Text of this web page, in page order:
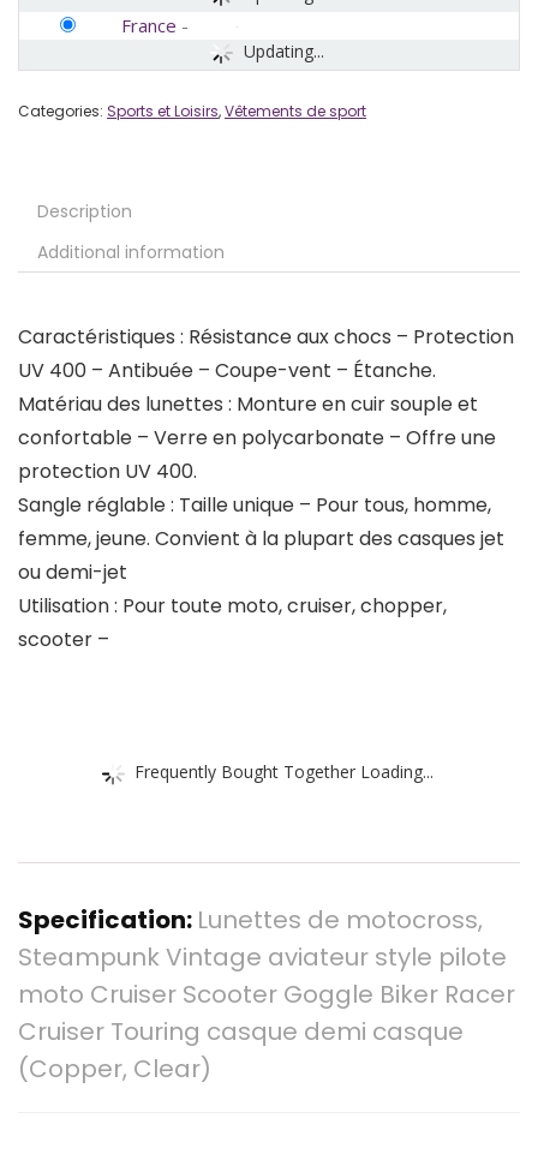
Updating...
France -
Categories: Sports et Loisirs,Vêtements de sport
Description
Additional information
Caractéristiques : Résistance aux chocs – Protection
UV 400 – Antibuée – Coupe-vent – Étanche.
Matériau des lunettes : Monture en cuir souple et
confortable – Verre en polycarbonate – Offre une
protection UV 400.
Sangle réglable : Taille unique – Pour tous, homme,
femme, jeune. Convient à la plupart des casques jet
ou demi-jet
Utilisation : Pour toute moto, cruiser, chopper,
scooter –
Frequently Bought Together Loading...
Specification: Lunettes de motocross,
Steampunk Vintage aviateur style pilote
moto Cruiser Scooter Goggle Biker Racer
Cruiser Touring casque demi casque
(Copper, Clear)